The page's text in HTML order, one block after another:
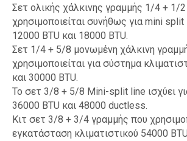
Σετ ολικής χάλκινης γραμμής 1/4 + 1/
χρησιμοποιείται συνήθως για mini split
12000 BTU και 18000 BTU.
Σετ 1/4 + 5/8 μονωμένη χάλκινη
χρησιμοποιείται για σύστημα
και 30000 BTU.
Το σετ 3/8 + 5/8 Mini-split line ισχύει
36000 BTU και 48000 ductless.
Κιτ σετ 3/8 + 3/4 γραμμής που
εγκατάσταση κλιματιστικού 54000